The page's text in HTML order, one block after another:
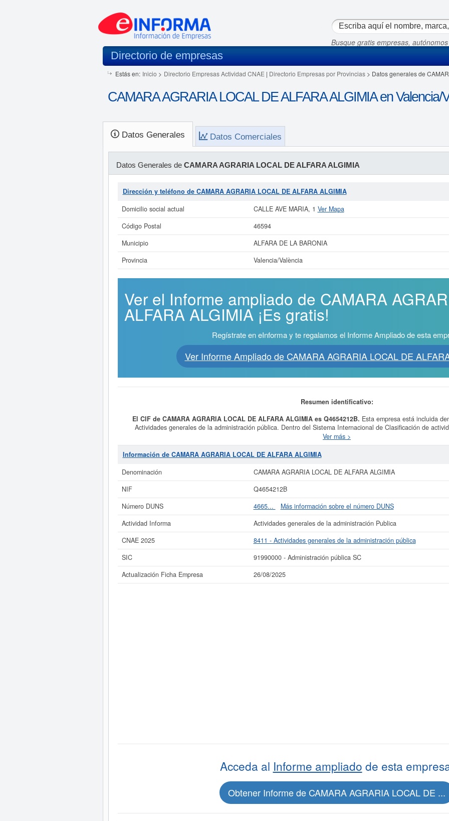
Busque gratis empresas,
Directorio de empresas
Estás en: Inicio > Directorio Empresas Actividad CNAE | Directorio Empresas por Provincias> Datos generales de
CAMARA AGRARIA LOCAL DE ALFARA ALGIMIA en Valencia/
Datos Generales Datos Comerciales
Datos Generales de CAMARA AGRARIA LOCAL DE ALFARA ALGIMIA
Dirección y teléfono de CAMARA AGRARIA LOCAL DE ALFARA ALGIMIA
Domicilio social actual
CALLE AVE MARIA, 1 Ver Mapa
Código Postal
46594
Municipio
ALFARA DE LA BARONIA
Provincia
Valencia/València
Ver el Informe ampliado de CAMARA
ALFARA ALGIMIA ¡Es gratis!
Regístrate en eInforma y te regalamos el Informe Ampliado de esta
Ver Informe Ampliado de CAMARA AGRARIA LOCAL DE
Resumen identificativo:
El CIF de CAMARA AGRARIA LOCAL DE ALFARA ALGIMIA es Q4654212B. Esta empresa está incluida
Actividades generales de la administración pública. Dentro del Sistema Internacional de Clasificación de
se encuentra en el SIC 91990000. En la presente página
puede solicitar esta empresa las demás que estén relacionadas.
Si está interesado en conocer más datos de la empresa CAMARA AGRARIA LOCAL DE ALFARA ALGIMIA puede
Informe ampliado
de CAMARA AGRARIA LOCAL DE ALFARA ALGIMIA y consultar los resultados de sus años
cuentas de resultados disponibles.
La última actualización del informe de empresa se ha realizado el 26/08/2025.
Ver más >
Información de CAMARA AGRARIA LOCAL DE ALFARA ALGIMIA
Denominación
CAMARA AGRARIA LOCAL DE ALFARA ALGIMIA
NIF
Q4654212B
Número DUNS
4665...
Más información sobre el número DUNS
Actividad Informa
Actividades generales de la administración Publica
CNAE 2025
8411 - Actividades generales de la administración pública
SIC
91990000 - Administración pública SC
Actualización Ficha Empresa
26/08/2025
Acceda al Informe ampliado de esta
Obtener Informe de CAMARA AGRARIA LOCAL DE ...